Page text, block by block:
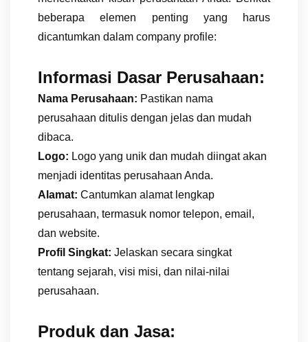
beberapa elemen penting yang harus
dicantumkan dalam company profile:
Informasi Dasar Perusahaan:
Nama Perusahaan: Pastikan nama
perusahaan ditulis dengan jelas dan mudah
dibaca.
Logo: Logo yang unik dan mudah diingat akan
menjadi identitas perusahaan Anda.
Alamat: Cantumkan alamat lengkap
perusahaan, termasuk nomor telepon, email,
dan website.
Profil Singkat: Jelaskan secara singkat
tentang sejarah, visi misi, dan nilai-nilai
perusahaan.
Produk dan Jasa: